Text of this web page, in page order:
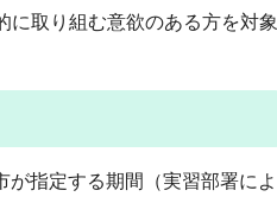
に取り組む意欲のある方を対象
指定する期間（実習部署によ